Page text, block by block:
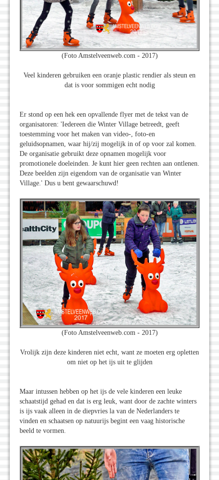
(Foto Amstelveenweb.com - 2017)
Veel kinderen gebruiken een oranje plastic rendier als steun en
dat is voor sommigen echt nodig
Er stond op een hek een opvallende flyer met de tekst van de
organisatoren: 'Iedereen die Winter Village betreedt, geeft
toestemming voor het maken van video-, foto-en
geluidsopnamen, waar hij/zij mogelijk in of op voor zal komen.
De organisatie gebruikt deze opnamen mogelijk voor
promotionele doeleinden. Je kunt hier geen rechten aan ontlenen.
Deze beelden zijn eigendom van de organisatie van Winter
Village.' Dus u bent gewaarschuwd!
(Foto Amstelveenweb.com - 2017)
Vrolijk zijn deze kinderen niet echt, want ze moeten erg opletten
om niet op het ijs uit te glijden
Maar intussen hebben op het ijs de vele kinderen een leuke
schaatstijd gehad en dat is erg leuk, want door de zachte winters
is ijs vaak alleen in de diepvries la van de Nederlanders te
vinden en schaatsen op natuurijs begint een vaag historische
beeld te vormen.